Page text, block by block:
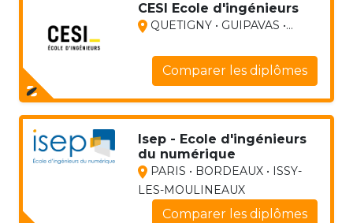
CESI Ecole d'ingénieurs
QUETIGNY • GUIPAVAS •...
Comparer les diplômes
Isep - Ecole d'ingénieurs
du numérique
PARIS • BORDEAUX • ISSY-
LES-MOULINEAUX
Comparer les diplômes